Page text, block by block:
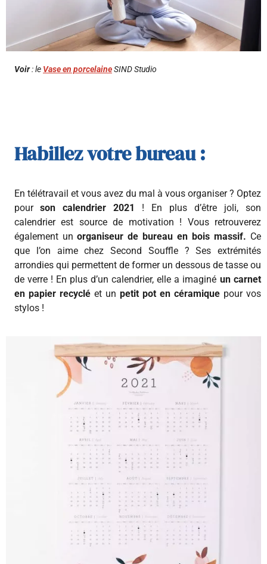
Voir: le Vase en porcelaineSIND Studio
Habillez votre bureau :
En télétravail et vous avez du mal à vous organiser ? Optez
pour son calendrier 2021
! En plus d’être joli, son
calendrier est source de motivation ! Vous retrouverez
également un organiseur de bureau en bois massif. Ce
que l’on aime chez Second Souffle ? Ses extrémités
arrondies qui permettent de former un dessous de tasse ou
de verre ! En plus d’un calendrier, elle a imaginé un carnet
en papier recyclé et un petit pot en céramique pour vos
stylos !